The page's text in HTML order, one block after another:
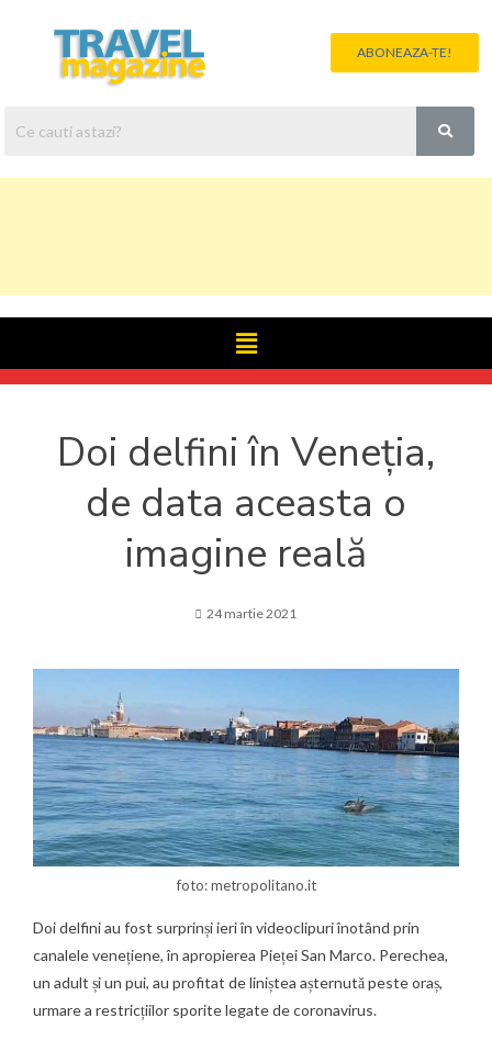
ABONEAZA-TE!
Doi delfini în Veneția,
de data aceasta o
imagine reală
24 martie 2021
foto: metropolitano.it
Doi delfini au fost surprinși ieri în videoclipuri înotând prin
canalele venețiene, în apropierea Pieței San Marco. Perechea,
un adult și un pui, au profitat de liniștea așternută peste oraș,
urmare a restricțiilor sporite legate de coronavirus.